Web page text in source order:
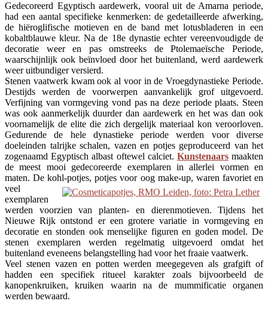
Gedecoreerd Egyptisch aardewerk, vooral uit de Amarna periode,
had een aantal specifieke kenmerken: de gedetailleerde afwerking,
de hiëroglifische motieven en de band met lotusbladeren in een
kobaltblauwe kleur. Na de 18e dynastie echter vereenvoudigde de
decoratie weer en pas omstreeks de Ptolemaeïsche Periode,
waarschijnlijk ook beïnvloed door het buitenland, werd aardewerk
weer uitbundiger versierd.
Stenen vaatwerk kwam ook al voor in de Vroegdynastieke Periode.
Destijds werden de voorwerpen aanvankelijk grof uitgevoerd.
Verfijning van vormgeving vond pas na deze periode plaats. Steen
was ook aanmerkelijk duurder dan aardewerk en het was dan ook
voornamelijk de elite die zich dergelijk materiaal kon veroorloven.
Gedurende de hele dynastieke periode werden voor diverse
doeleinden talrijke schalen, vazen en potjes geproduceerd van het
zogenaamd Egyptisch albast oftewel calciet. Kunstenaarsmaakten
de meest mooi gedecoreerde exemplaren in allerlei vormen en
maten. De kohl-potjes, potjes voor oog make-up, waren favoriet en
veel
exemplaren
werden voorzien van planten- en dierenmotieven. Tijdens het
Nieuwe Rijk ontstond er een grotere variatie in vormgeving en
decoratie en stonden ook menselijke figuren en goden model. De
stenen exemplaren werden regelmatig uitgevoerd omdat het
buitenland eveneens belangstelling had voor het fraaie vaatwerk.
Veel stenen vazen en potten werden meegegeven als grafgift of
hadden een specifiek ritueel karakter zoals bijvoorbeeld de
kanopenkruiken, kruiken waarin na de mummificatie organen
werden bewaard.